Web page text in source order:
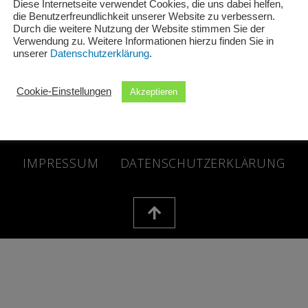
2026 Schuh + Sport Schwind GbR | Powered by Schuh +
IMPRESSUM DATENSCHUTZERKLÄRUNG
Diese Internetseite verwendet Cookies, die uns dabei helfen,
die Benutzerfreundlichkeit unserer Website zu verbessern.
Durch die weitere Nutzung der Website stimmen Sie der
Verwendung zu. Weitere Informationen hierzu finden Sie in
unserer Datenschutzerklärung.
Cookie-Einstellungen Akzeptieren